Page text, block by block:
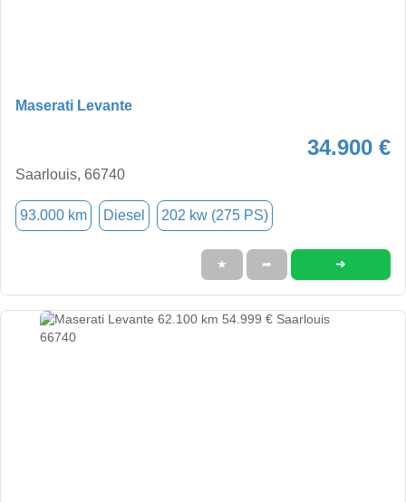
Maserati Levante
34.900 €
Saarlouis, 66740
93.000 km Diesel 202 kw (275 PS)
★ ➦ ➜